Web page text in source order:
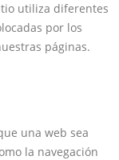
utiliza diferentes
por los
páginas.
una web sea
la navegación